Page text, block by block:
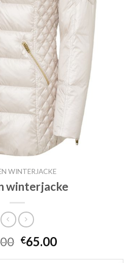
WINTERJACKE
winterjacke
€65.00